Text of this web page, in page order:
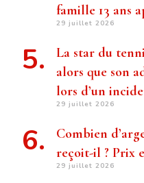
famille 13 ans
29 juillet 2026
La star du
alors que son
lors d’un
29 juillet 2026
Combien
reçoit-il ? Prix
29 juillet 2026